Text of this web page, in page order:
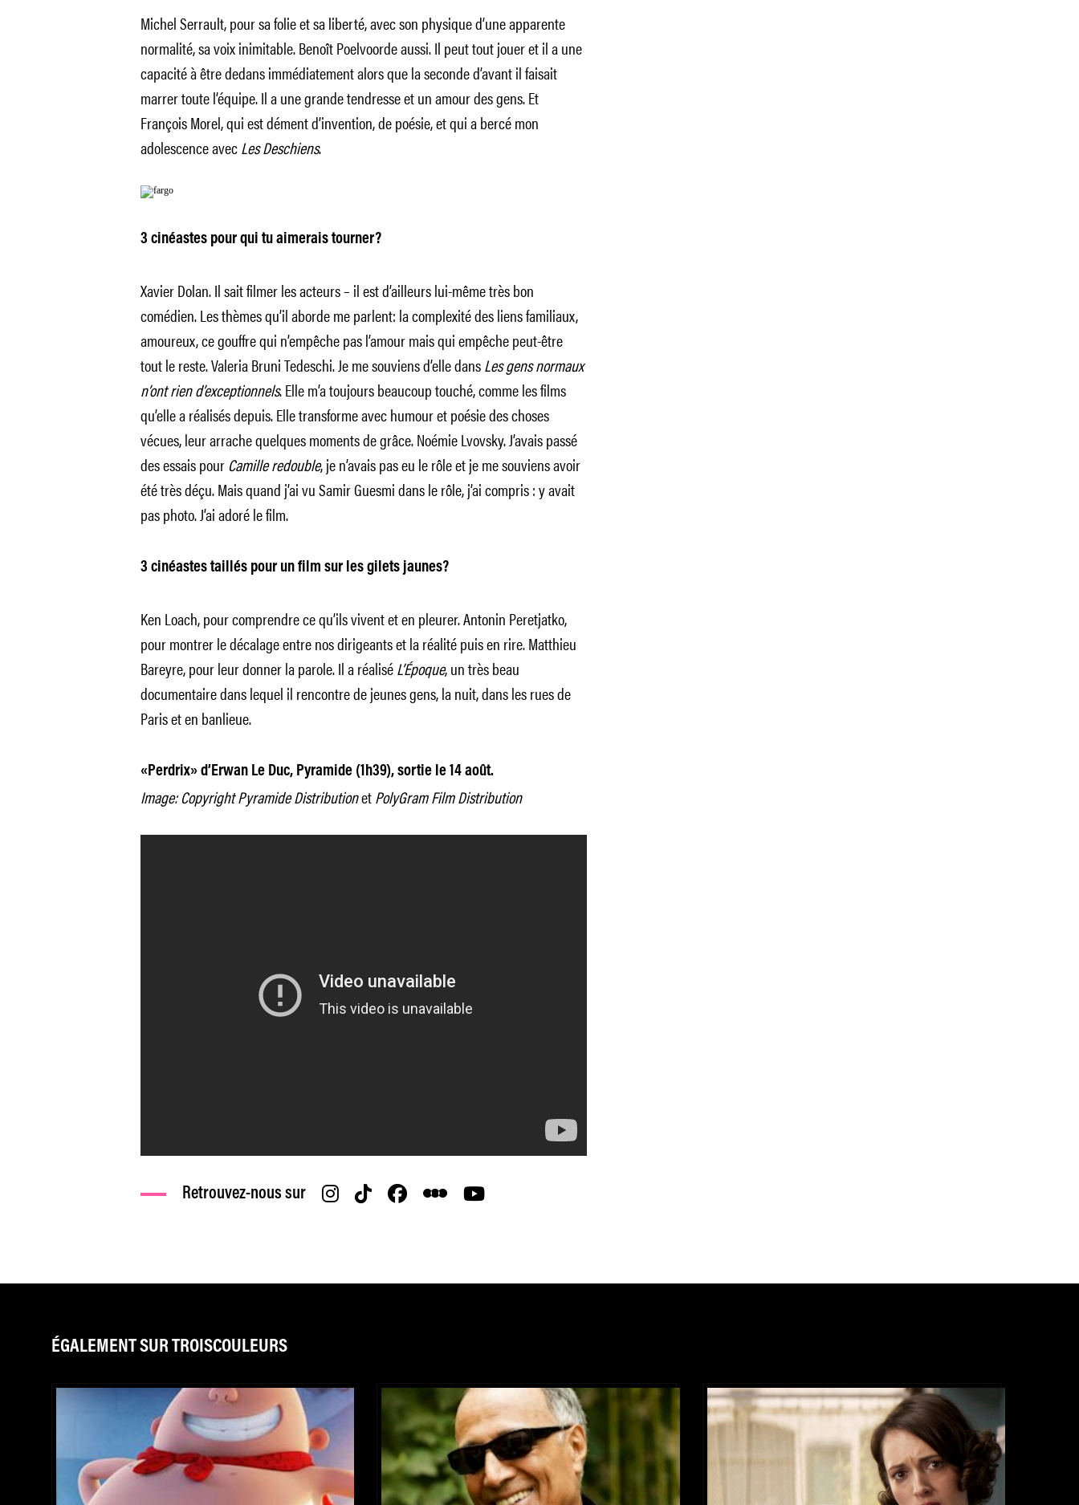
Michel Serrault, pour sa folie et sa liberté, avec son physique d’une apparente
normalité, sa voix inimitable. Benoît Poelvoorde aussi. Il peut tout jouer et il a une
capacité à être dedans immédiatement alors que la seconde d’avant il faisait
marrer toute l’équipe. Il a une grande tendresse et un amour des gens. Et
François Morel, qui est dément d’invention, de poésie, et qui a bercé mon
adolescence avecLes Deschiens.
3 cinéastes pour qui tu aimerais tourner?
Xavier Dolan. Il sait filmer les acteurs – il est d’ailleurs lui-même très bon
comédien. Les thèmes qu’il aborde me parlent: la complexité des liens familiaux,
amoureux, ce gouffre qui n’empêche pas l’amour mais qui empêche peut-être
tout le reste. Valeria Bruni Tedeschi. Je me souviens d’elle dansLes gens normaux
n’ont rien d’exceptionnels. Elle m’a toujours beaucoup touché, comme les films
qu’elle a réalisés depuis. Elle transforme avec humour et poésie des choses
vécues, leur arrache quelques moments de grâce. Noémie Lvovsky. J’avais passé
des essais pour Camille redouble, je n’avais pas eu le rôle et je me souviens avoir
été très déçu. Mais quand j’ai vu Samir Guesmi dans le rôle, j’ai compris : y avait
pas photo. J’ai adoré le film.
3 cinéastes taillés pour un film sur les gilets jaunes?
Ken Loach, pour comprendre ce qu’ils vivent et en pleurer. Antonin Peretjatko,
pour montrer le décalage entre nos dirigeants et la réalité puis en rire. Matthieu
Bareyre, pour leur donner la parole. Il a réaliséL’Époque, un très beau
documentairedans lequel il rencontre de jeunes gens, la nuit, dans les rues de
Paris et en banlieue.
«Perdrix» d’Erwan Le Duc, Pyramide (1h39), sortie le 14 août.
Image: Copyright Pyramide DistributionetPolyGram Film Distribution
Retrouvez-nous sur
ÉGALEMENT SUR TROISCOULEURS